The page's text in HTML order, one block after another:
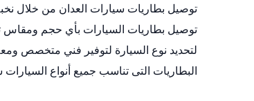
توصيل بطاريات سيارات العدان من خلال
لتحديد نوع السيارة لتوفير فني متخصص
البطاريات التى تناسب جميع أنواع